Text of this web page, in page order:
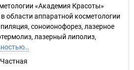
«Академия Красоты»
области аппаратной косметологии
соноионофорез, лазерное
лазерный липолиз,
Частная